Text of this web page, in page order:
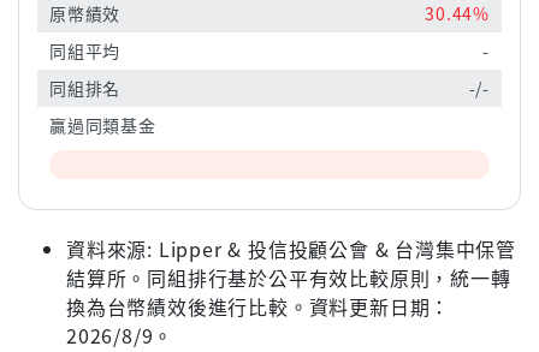
原幣績效
30.44%
同組平均
-
同組排名
-/-
贏過同類基金
資料來源: Lipper & 投信投顧公會 & 台灣集中保管
結算所。同組排行基於公平有效比較原則，統一轉
換為台幣績效後進行比較。資料更新日期：
2026/8/9。